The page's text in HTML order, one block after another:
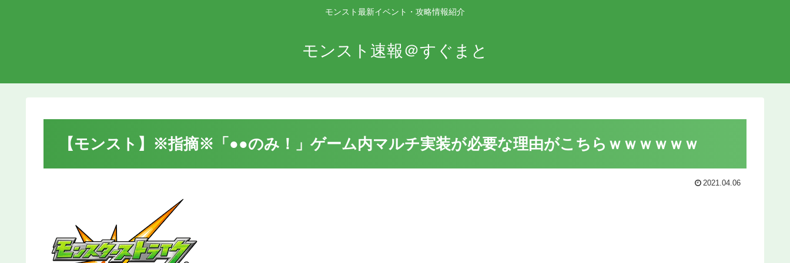
モンスト最新イベント・攻略情報紹介
モンスト速報＠すぐまと
【モンスト】※指摘※「●●のみ！」ゲーム内マルチ実装が必要な理由がこちらｗｗｗｗｗｗ
2021.04.06